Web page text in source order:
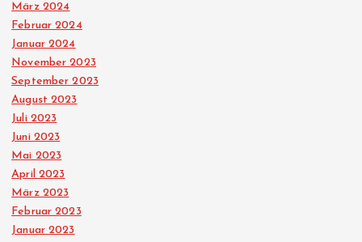
März 2024
Februar 2024
Januar 2024
November 2023
September 2023
August 2023
Juli 2023
Juni 2023
Mai 2023
April 2023
März 2023
Februar 2023
Januar 2023